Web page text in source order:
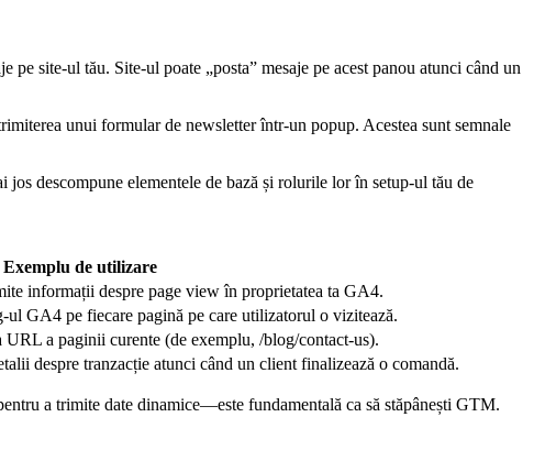
site-ul tău. Site-ul poate „posta” mesaje pe acest panou atunci când un
unui formular de newsletter într-un popup. Acestea sunt semnale
descompune elementele de bază și rolurile lor în setup-ul tău de
Exemplu de utilizare
informații despre page view în proprietatea ta GA4.
ul GA4 pe fiecare pagină pe care utilizatorul o vizitează.
URL a paginii curente (de exemplu, /blog/contact-us).
despre tranzacție atunci când un client finalizează o comandă.
a trimite date dinamice—este fundamentală ca să stăpânești GTM.